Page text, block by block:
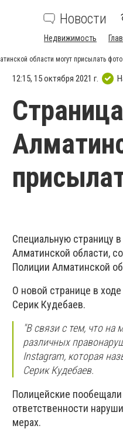
Новости
Недвижимость
области могут присылать
12:15, 15 октября 2021 г.
Специальную страницу
Алматинской области,
Полиции Алматинской
О новой странице в
Серик Кудебаев.
"В связи с тем, что на
различных
Instagram, которая
Серик Кудебаев.
Полицейские пообещали
ответственности
мерах.